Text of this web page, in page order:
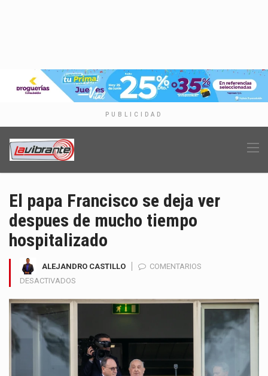
PUBLICIDAD
El papa Francisco se deja ver
despues de mucho tiempo
hospitalizado
ALEJANDRO CASTILLO
COMENTARIOS
DESACTIVADOS
PAPA
DEJA
VER
DESPUES